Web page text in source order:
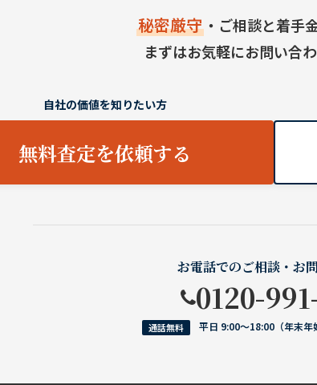
秘密厳守 ・ご相談と着手
まずはお気軽にお問い合
自社の価値を知りたい方
無料査定を依頼する
お電話でのご相談・お
0120-
通話無料 平日 9:00〜18:00（年末年